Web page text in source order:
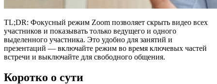
TL;DR: Фокусный режим Zoom позволяет скрыть видео всех
участников и показывать только ведущего и одного
выделенного участника. Это удобно для занятий и
презентаций — включайте режим во время ключевых частей
встречи и выключайте для свободного общения.
Коротко о сути